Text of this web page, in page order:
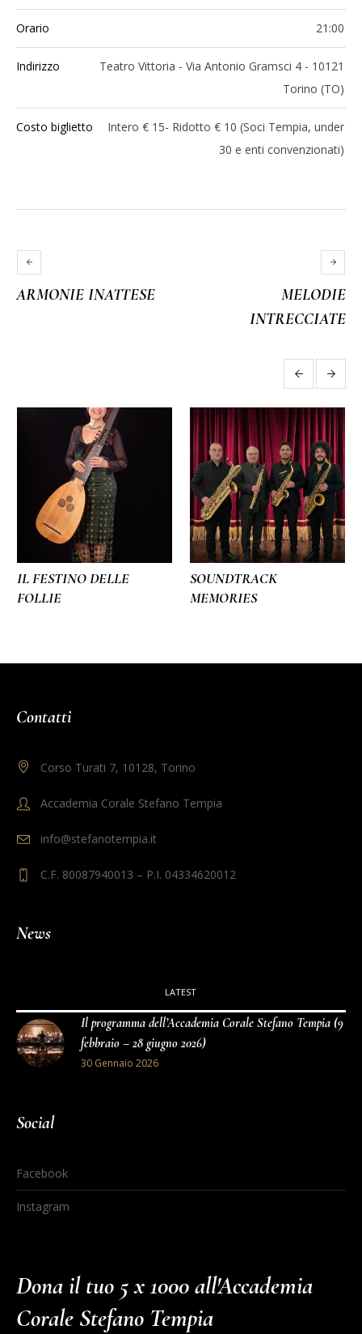
Orario 21:00
Indirizzo
Teatro Vittoria - Via Antonio Gramsci 4 - 10121
Torino (TO)
Costo biglietto
Intero € 15- Ridotto € 10 (Soci Tempia, under
30 e enti convenzionati)
ARMONIE INATTESE
MELODIE
INTRECCIATE
More projects
IL FESTINO DELLE
FOLLIE
SOUNDTRACK
MEMORIES
Contatti
Corso Turati 7, 10128, Torino
Accademia Corale Stefano Tempia
info@stefanotempia.it
C.F. 80087940013 – P.I. 04334620012
News
LATEST
Il programma dell’Accademia Corale Stefano Tempia (9
febbraio – 28 giugno 2026)
30 Gennaio 2026
Social
Facebook
Instagram
Dona il tuo 5 x 1000 all'Accademia
Corale Stefano Tempia